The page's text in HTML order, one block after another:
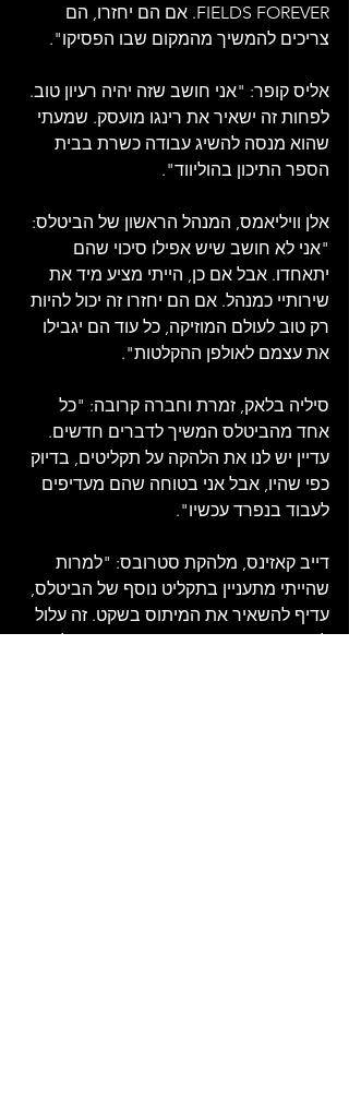
FIELDS FOREVER. אם הם יחזרו, הם
צריכים להמשיך מהמקום שבו הפסיקו".
אליס קופר: "אני חושב שזה יהיה רעיון טוב.
לפחות זה ישאיר את רינגו מועסק. שמעתי
שהוא מנסה להשיג עבודה כשרת בבית
הספר התיכון בהוליווד".
אלן וויליאמס, המנהל הראשון של הביטלס:
"אני לא חושב שיש אפילו סיכוי שהם
יתאחדו. אבל אם כן, הייתי מציע מיד את
שירותיי כמנהל. אם הם יחזרו זה יכול להיות
רק טוב לעולם המוזיקה, כל עוד הם יגבילו
את עצמם לאולפן ההקלטות".
סיליה בלאק, זמרת וחברה קרובה: "כל
אחד מהביטלס המשיך לדברים חדשים.
עדיין יש לנו את הלהקה על תקליטים, בדיוק
כפי שהיו, אבל אני בטוחה שהם מעדיפים
לעבוד בנפרד עכשיו".
דייב קאזינס, מלהקת סטרובס: "למרות
שהייתי מתעניין בתקליט נוסף של הביטלס,
עדיף להשאיר את המיתוס בשקט. זה עלול
להיות כמו כשהבירדס התאחדו, התקליט